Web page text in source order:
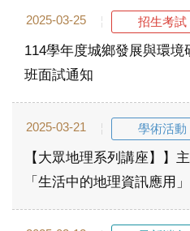
2025-03-25 招生考試
114學年度城鄉發展與環
班面試通知
2025-03-21 學術活動
【大眾地理系列講座】】
「生活中的地理資訊應用」